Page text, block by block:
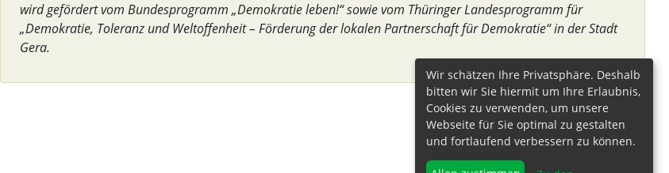
wird gefördert vom Bundesprogramm „Demokratie leben!“ sowie vom Thüringer Landesprogramm für
„Demokratie, Toleranz und Weltoffenheit – Förderung der lokalen Partnerschaft für Demokratie“ in der Stadt
Gera.
Wir schätzen Ihre Privatsphäre. Deshalb
bitten wir Sie hiermit um Ihre Erlaubnis,
Cookies zu verwenden, um unsere
Webseite für Sie optimal zu gestalten
und fortlaufend verbessern zu können.